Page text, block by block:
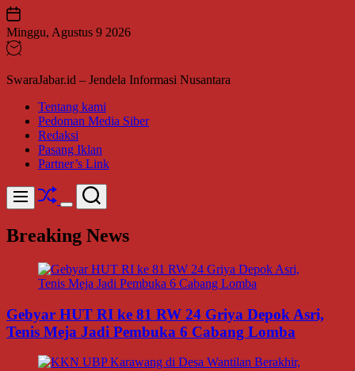
Skip
to
content
Minggu, Agustus 9 2026
SwaraJabar.id – Jendela Informasi Nusantara
Tentang kami
Pedoman Media Siber
Redaksi
Pasang Iklan
Partner’s Link
Menu Shuffle
Switch
mode
Search
Breaking News
Gebyar HUT RI ke 81 RW 24 Griya Depok Asri,
Tenis Meja Jadi Pembuka 6 Cabang Lomba